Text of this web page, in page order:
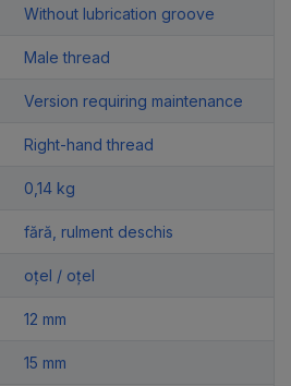
Without lubrication groove
Male thread
Version requiring maintenance
Right-hand thread
0,14 kg
fără, rulment deschis
oțel / oțel
12 mm
15 mm